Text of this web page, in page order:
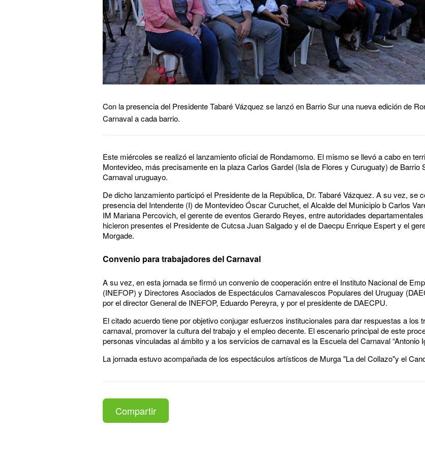
Con la presencia del Presidente Tabaré Vázquez se lanzó en Barrio Sur una nueva edición de
Carnaval a cada barrio.
Este miércoles se realizó el lanzamiento oficial de Rondamomo. El mismo se llevó a cabo en
Montevideo, más precisamente en la plaza Carlos Gardel (Isla de Flores y Curuguaty) de Barrio
Carnaval uruguayo.
De dicho lanzamiento participó el Presidente de la República, Dr. Tabaré Vázquez. A su vez, se
presencia del Intendente (I) de Montevideo Óscar Curuchet, el Alcalde del Municipio b Carlos
IM Mariana Percovich, el gerente de eventos Gerardo Reyes, entre autoridades
hicieron presentes el Presidente de Cutcsa Juan Salgado y el de Daecpu Enrique Espert y el
Morgade.
Convenio para trabajadores del Carnaval
A su vez, en esta jornada se firmó un convenio de cooperación entre el Instituto Nacional de
(INEFOP) y Directores Asociados de Espectáculos Carnavalescos Populares del Uruguay
por el director General de INEFOP, Eduardo Pereyra, y por el presidente de DAECPU.
El citado acuerdo tiene por objetivo conjugar esfuerzos institucionales para dar respuestas a los
carnaval, promover la cultura del trabajo y el empleo decente. El escenario principal de este
personas vinculadas al ámbito y a los servicios de carnaval es la Escuela del Carnaval “Antonio
La jornada estuvo acompañada de los espectáculos artísticos de Murga "La del Collazo"​y el
Compartir